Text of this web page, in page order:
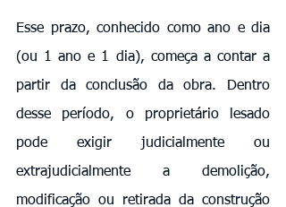
Esse prazo, conhecido como ano e dia
(ou 1 ano e 1 dia), começa a contar a
partir da conclusão da obra. Dentro
desse período, o proprietário lesado
pode exigir judicialmente ou
extrajudicialmente a demolição,
modificação ou retirada da construção